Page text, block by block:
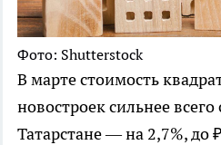
Фото: Shutterstock
В марте стоимость
новостроек сильнее всего
Татарстане — на 2,7%, до